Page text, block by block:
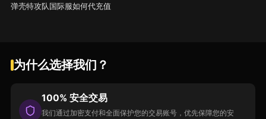
弹壳特攻队国际服如何代充值
为什么选择我们？
100% 安全交易
我们通过加密支付和全面保护您的交易账号，优先保障您的安